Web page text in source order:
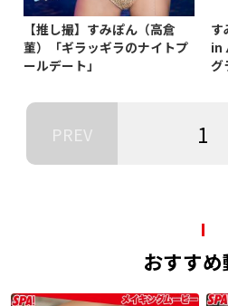
【推し撮】すみぽん（高倉
菫）「ギラッギラのナイトプ
ールデート」
す
in
グ
PREV 1
おすすめ